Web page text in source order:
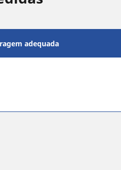
adequada